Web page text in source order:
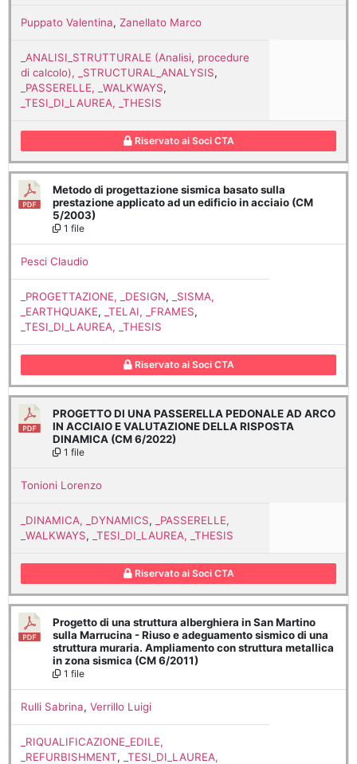
Puppato Valentina, Zanellato Marco
_ANALISI_STRUTTURALE (Analisi, procedure
di calcolo), _STRUCTURAL_ANALYSIS,
_PASSERELLE, _WALKWAYS,
_TESI_DI_LAUREA, _THESIS
Riservato ai Soci CTA
Metodo di progettazione sismica basato sulla
prestazione applicato ad un edificio in acciaio (CM
5/2003)
1 file
Pesci Claudio
_PROGETTAZIONE, _DESIGN,
_SISMA,
_EARTHQUAKE, _TELAI, _FRAMES,
_TESI_DI_LAUREA, _THESIS
Riservato ai Soci CTA
PROGETTO DI UNA PASSERELLA PEDONALE AD ARCO
IN ACCIAIO E VALUTAZIONE DELLA RISPOSTA
DINAMICA (CM 6/2022)
1 file
Tonioni Lorenzo
_DINAMICA, _DYNAMICS,
_PASSERELLE,
_WALKWAYS, _TESI_DI_LAUREA, _THESIS
Riservato ai Soci CTA
Progetto di una struttura alberghiera in San Martino
sulla Marrucina - Riuso e adeguamento sismico di una
struttura muraria. Ampliamento con struttura metallica
in zona sismica (CM 6/2011)
1 file
Rulli Sabrina, Verrillo Luigi
_RIQUALIFICAZIONE_EDILE,
_REFURBISHMENT,
_TESI_DI_LAUREA,